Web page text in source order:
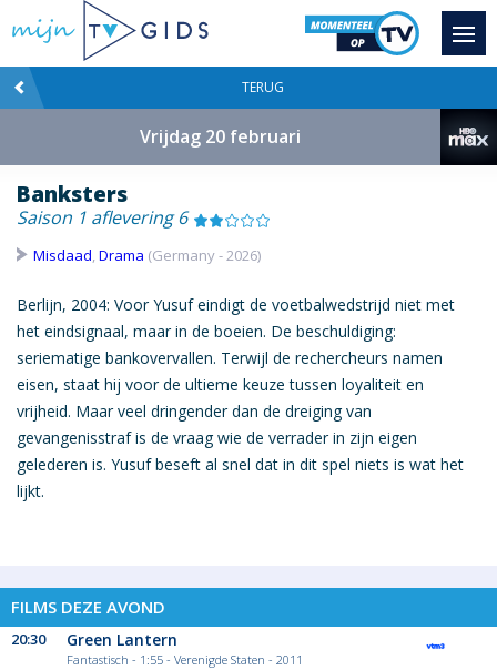
TERUG
Vrijdag 20 februari
Banksters
Saison 1 aflevering 6
Misdaad,Drama (Germany - 2026)
Berlijn, 2004: Voor Yusuf eindigt de voetbalwedstrijd niet met
het eindsignaal, maar in de boeien. De beschuldiging:
seriematige bankovervallen. Terwijl de rechercheurs namen
eisen, staat hij voor de ultieme keuze tussen loyaliteit en
vrijheid. Maar veel dringender dan de dreiging van
gevangenisstraf is de vraag wie de verrader in zijn eigen
gelederen is. Yusuf beseft al snel dat in dit spel niets is wat het
lijkt.
FILMS DEZE AVOND
20:30 Green Lantern
Fantastisch - 1:55 - Verenigde Staten - 2011